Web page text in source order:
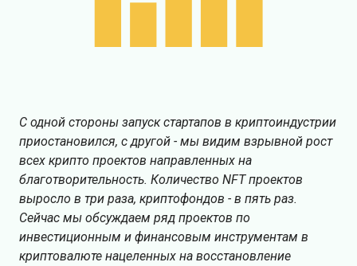
С одной стороны запуск стартапов в криптоиндустрии
приостановился, с другой - мы видим взрывной рост
всех крипто проектов направленных на
благотворительность. Количество NFT проектов
выросло в три раза, криптофондов - в пять раз.
Cейчас мы обсуждаем ряд проектов по
инвестиционным и финансовым инструментам в
криптовалюте нацеленных на восстановление